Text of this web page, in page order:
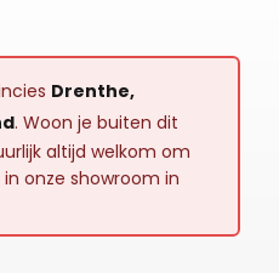
Vries XL
Drenthe,
. Woon je buiten dit
altijd welkom om
onze showroom in